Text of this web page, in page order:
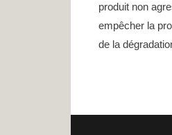
produit non
empêcher la
de la